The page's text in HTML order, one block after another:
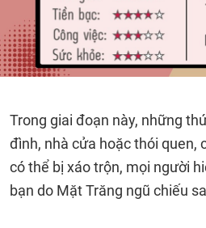
Trong giai đoạn này, những
đình, nhà cửa hoặc thói quen,
có thể bị xáo trộn, mọi người
bạn do Mặt Trăng ngũ chiếu